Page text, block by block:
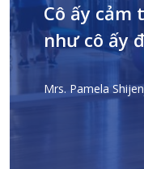
Cô ấy cảm
như cô ấy
Mrs. Pamela